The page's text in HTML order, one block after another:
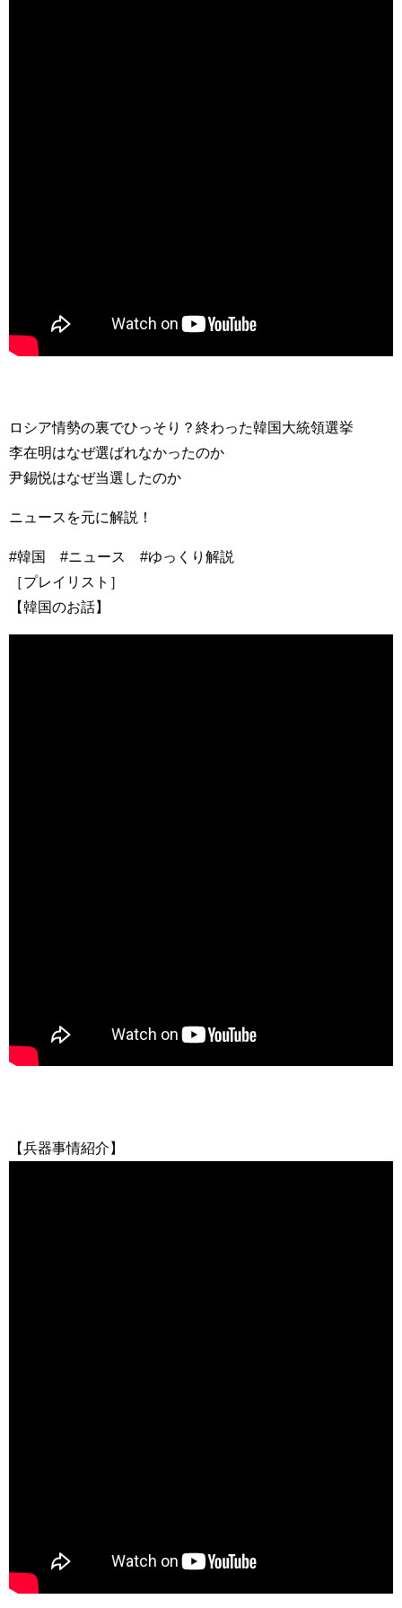
ロシア情勢の裏でひっそり？終わった韓国大統領選挙
李在明はなぜ選ばれなかったのか
尹錫悦はなぜ当選したのか
ニュースを元に解説！
#韓国 #ニュース #ゆっくり解説
［プレイリスト］
【韓国のお話】
【兵器事情紹介】